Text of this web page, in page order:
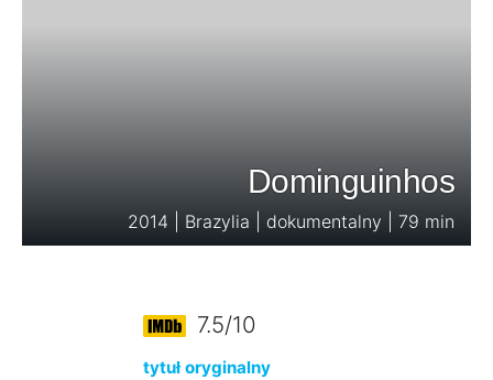
Dominguinhos
2014 | Brazylia | dokumentalny | 79 min
7.5/10
tytuł oryginalny